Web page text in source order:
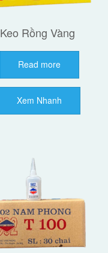
Keo Rồng Vàng
Read more
Xem Nhanh